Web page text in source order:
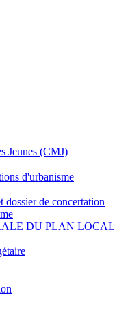
Jeunes (CMJ)
d'urbanisme
dossier de concertation
DU PLAN LOCAL